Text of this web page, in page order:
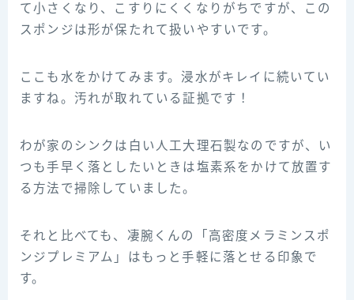
て小さくなり、こすりにくくなりがちですが、この
スポンジは形が保たれて扱いやすいです。
ここも水をかけてみます。浸水がキレイに続いてい
ますね。汚れが取れている証拠です！
わが家のシンクは白い人工大理石製なのですが、い
つも手早く落としたいときは塩素系をかけて放置す
る方法で掃除していました。
それと比べても、凄腕くんの「高密度メラミンスポ
ンジプレミアム」はもっと手軽に落とせる印象で
す。